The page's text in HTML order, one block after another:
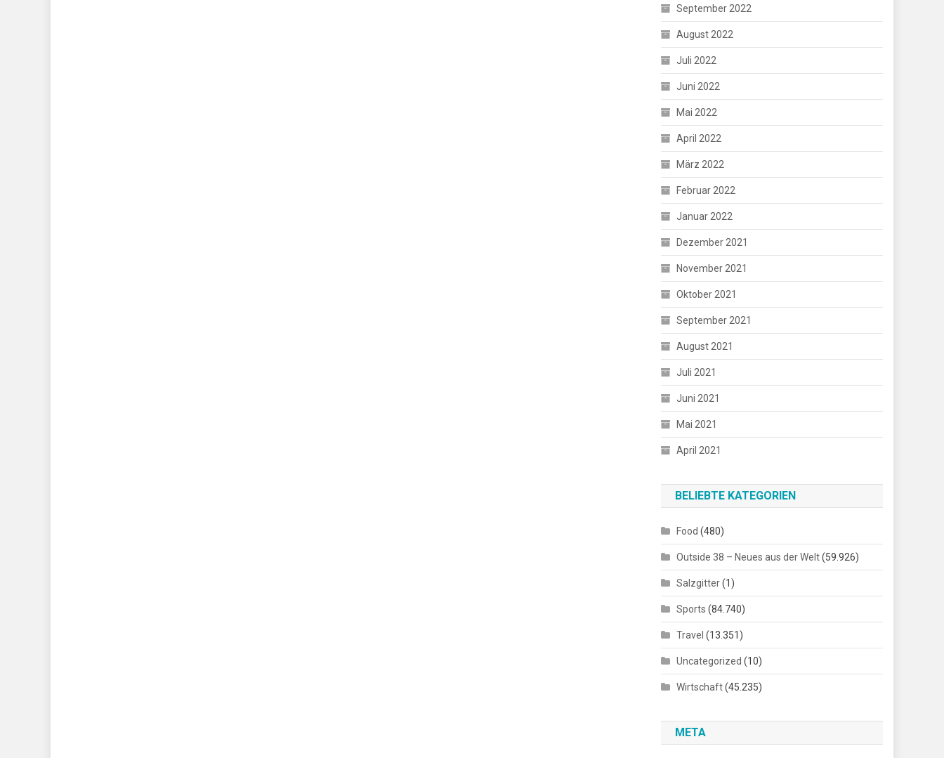
September 2022
August 2022
Juli 2022
Juni 2022
Mai 2022
April 2022
März 2022
Februar 2022
Januar 2022
Dezember 2021
November 2021
Oktober 2021
September 2021
August 2021
Juli 2021
Juni 2021
Mai 2021
April 2021
BELIEBTE KATEGORIEN
Food (480)
Outside 38 – Neues aus der Welt(59.926)
Salzgitter(1)
Sports (84.740)
Travel (13.351)
Uncategorized (10)
Wirtschaft(45.235)
META